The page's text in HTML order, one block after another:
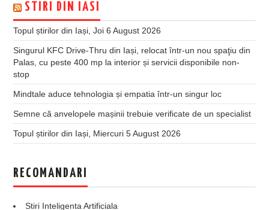
STIRI DIN IASI
Topul știrilor din Iași, Joi 6 August 2026
Singurul KFC Drive-Thru din Iași, relocat într-un nou spaţiu din
Palas, cu peste 400 mp la interior și servicii disponibile non-
stop
Mindtale aduce tehnologia și empatia într-un singur loc
Semne că anvelopele mașinii trebuie verificate de un specialist
Topul știrilor din Iași, Miercuri 5 August 2026
RECOMANDARI
Stiri Inteligenta Artificiala